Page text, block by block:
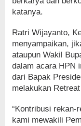
katanya.
Ratri Wijayanto,
menyampaikan,
ataupun Wakil
dalam acara HPN
dari Bapak
melakukan
“Kontribusi rekan-
kami mewakili